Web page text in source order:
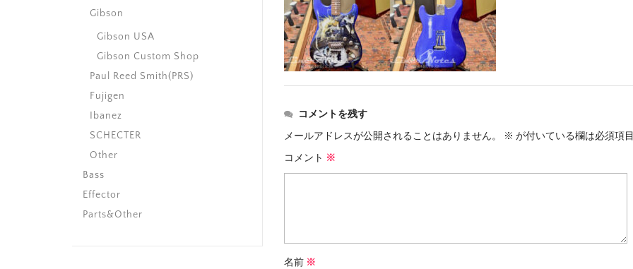
コメントを残す
メールアドレスが公開されることはありません。
※ が付いている欄は必須項
コメント ※
名前 ※
Gibson
Gibson USA
Gibson Custom Shop
Paul Reed Smith(PRS)
Fujigen
Ibanez
SCHECTER
Other
Bass
Effector
Parts&Other